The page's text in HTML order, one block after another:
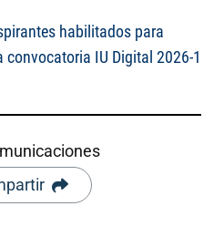
habilitados para
IU Digital 2026-1